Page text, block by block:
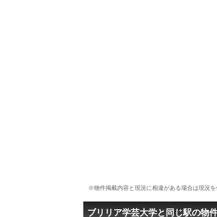
※物件掲載内容と現況に相違がある場合は現況を
ブリリア学芸大学と同じ駅の物